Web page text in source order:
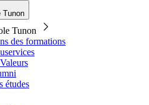
Tunon
Tunon
des formations
études